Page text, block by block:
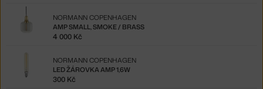
AMP SMALL, SMOKE / BRASS
NORMANN COPENHAGEN
4 000 Kč
LED ŽÁROVKA AMP 1,6W
NORMANN COPENHAGEN
300 Kč